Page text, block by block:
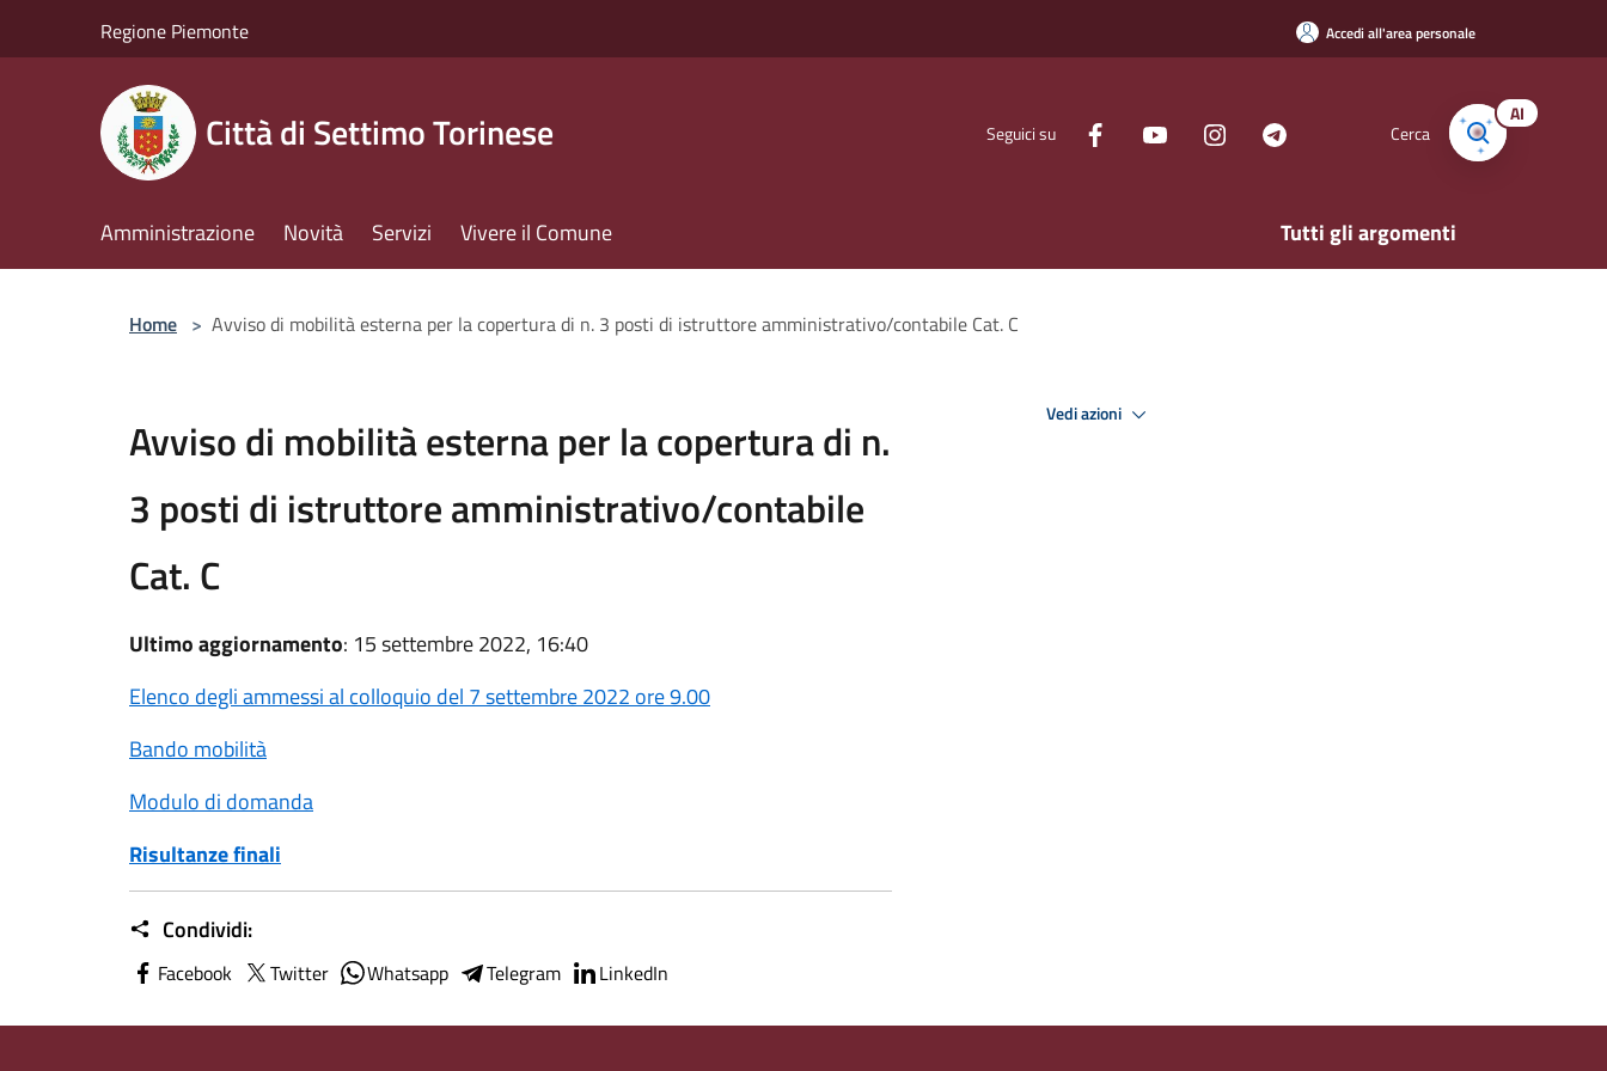
Regione Piemonte Accedi all'area personale
Città di Settimo Torinese Seguici su Cerca
AI
Amministrazione Novità Servizi Vivere il Comune Tutti gli argomenti
Home > Avviso di mobilità esterna per la copertura di n. 3 posti di istruttore amministrativo/contabile Cat. C
Avviso di mobilità esterna per la copertura di n.
3 posti di istruttore amministrativo/contabile
Cat. C
Ultimo aggiornamento: 15 settembre 2022, 16:40
Elenco degli ammessi al colloquio del 7 settembre 2022 ore 9.00
Bando mobilità
Modulo di domanda
Risultanze finali
Condividi:
Facebook Twitter Whatsapp Telegram LinkedIn
Vedi azioni